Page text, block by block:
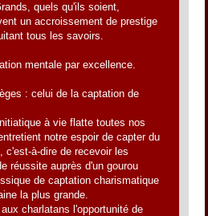
quels qu'ils soient,
un accroissement de prestige
tous les savoirs.
mentale par excellence.
: celui de la captation de
à vie flatte toutes nos
notre espoir de capter du
c'est-à-dire de recevoir les
réussite auprès d'un gourou
de captation charismatique
la plus grande.
aux charlatans l'opportunité de